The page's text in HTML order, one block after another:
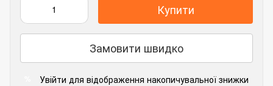
Купити
Замовити швидко
Увійти для відображення накопичувальної знижки